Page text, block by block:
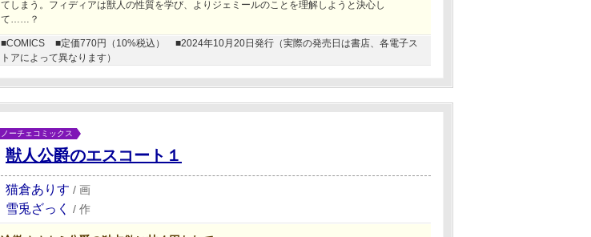
てしまう。フィディアは獣人の性質を学び、よりジェミールのことを理解しようと決心し
て……？
■COMICS ■定価770円（10%税込）
■2024年10月20日発行（実際の発売日は書店、各電子ス
トアによって異なります）
ノーチェコミックス
獣人公爵のエスコート１
猫倉ありす / 画
雪兎ざっく / 作